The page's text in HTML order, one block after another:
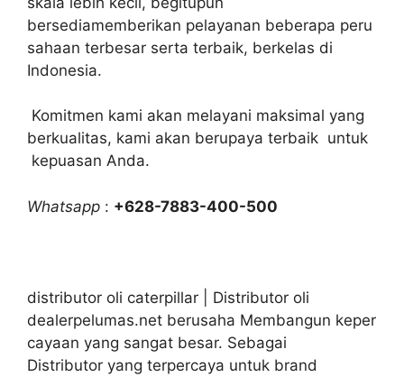
bersediamemberikan pelayanan beberapa peru
sahaan terbesar serta terbaik, berkelas di
Indonesia.
Komitmen kami akan melayani maksimal yang
berkualitas, kami akan berupaya terbaik untuk
kepuasan Anda.
Whatsapp : +628-7883-400-500
distributor oli caterpillar | Distributor oli
dealerpelumas.net berusaha Membangun keper
cayaan yang sangat besar. Sebagai
Distributor yang terpercaya untuk brand